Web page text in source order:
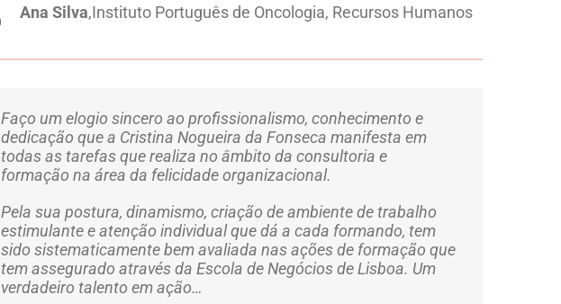
Ana Silva,Instituto Português de Oncologia, Recursos Humanos
Faço um elogio sincero ao profissionalismo, conhecimento e
dedicação que a Cristina Nogueira da Fonseca manifesta em
todas as tarefas que realiza no âmbito da consultoria e
formação na área da felicidade organizacional.
Pela sua postura, dinamismo, criação de ambiente de trabalho
estimulante e atenção individual que dá a cada formando, tem
sido sistematicamente bem avaliada nas ações de formação que
tem assegurado através da Escola de Negócios de Lisboa. Um
verdadeiro talento em ação…